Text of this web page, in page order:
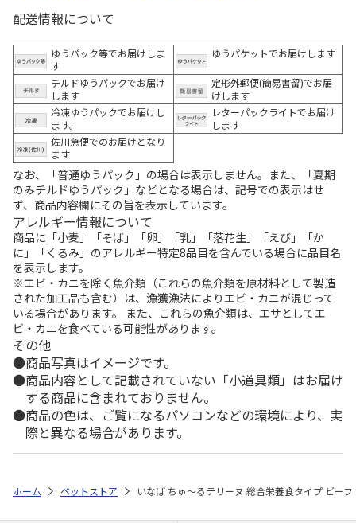
配送情報について
ゆうパック等でお届けしま
す
ゆうパケットでお届けします
チルドゆうパックでお届け
します
定形外郵便(簡易書留)でお届
けします
冷凍ゆうパックでお届けし
ます。
レターパックライトでお届け
します
佐川急便でのお届けとなり
ます
なお、「普通ゆうパック」の場合は表示しません。また、「夏期
のみチルドゆうパック」などとなる場合は、記号での表示はせ
ず、商品内容欄にその旨を表示しています。
アレルギー情報について
商品に「小麦」「そば」「卵」「乳」「落花生」「えび」「か
に」「くるみ」のアレルギー特定8品目を含んでいる場合に品目名
を表示します。
※エビ・カニを除く魚介類（これらの魚介類を原材料として製造
された加工品も含む）は、漁獲漁法によりエビ・カニが混じって
いる場合があります。 また、これらの魚介類は、エサとしてエ
ビ・カニを食べている可能性があります。
その他
商品写真はイメージです。
商品内容として記載されていない「小道具類」はお届け
する商品に含まれておりません。
商品の色は、ご覧になるパソコンなどの環境により、実
際と異なる場合があります。
ホーム ペットストア いなば ちゅ～るテリーヌ 総合栄養食タイプ ビー